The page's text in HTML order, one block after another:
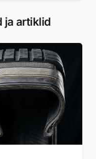
ja artiklid